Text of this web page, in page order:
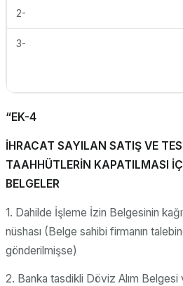
2-
3-
“EK-4
İHRACAT SAYILAN SATIŞ VE
TAAHHÜTLERİN KAPATILMASI
BELGELER
1. Dahilde İşleme İzin Belgesinin
nüshası (Belge sahibi firmanın
gönderilmişse)
2. Banka tasdikli Döviz Alım